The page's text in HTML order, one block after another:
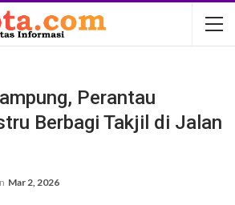
Perantau
Berbagi Takjil di Jalan
Mar 2, 2026